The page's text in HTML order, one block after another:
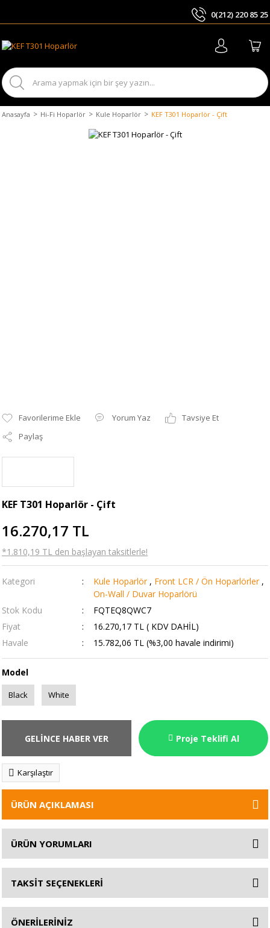
0(212) 220 85 25
Anasayfa Hi-Fi Hoparlör Kule Hoparlör KEF T301 Hoparlör - Çift
Yorum Yaz
Tavsiye Et
Paylaş
KEF T301 Hoparlör - Çift
16.270,17 TL
*1.810,19 TL den başlayan taksitlerle!
Kategori Kule Hoparlör , Front LCR / Ön Hoparlörler ,
On-Wall / Duvar Hoparlörü
Stok Kodu
FQTEQ8QWC7
Fiyat
16.270,17 TL ( KDV DAHİL)
Havale
15.782,06 TL (%3,00 havale indirimi)
Model
Black White
GELİNCE HABER VER Proje Teklifi Al
Karşılaştır
ÜRÜN AÇIKLAMASI
ÜRÜN YORUMLARI
TAKSİT SEÇENEKLERİ
ÖNERİLERİNİZ